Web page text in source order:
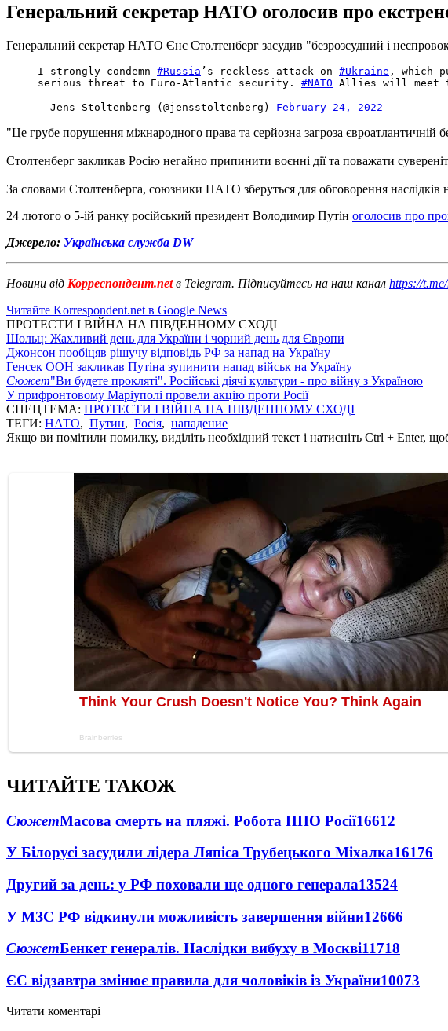
Генеральний секретар НАТО оголосив про екстрене
Генеральний секретар НАТО Єнс Столтенберг засудив "безрозсудний і
I strongly condemn #Russia ’s reckless attack on #Ukraine , which
serious threat to Euro-Atlantic security. #NATO Allies will meet
— Jens Stoltenberg (@jensstoltenberg) February 24, 2022
"Це грубе порушення міжнародного права та серйозна загроза євроатлантичній
Столтенберг закликав Росію негайно припинити воєнні дії та поважати
За словами Столтенберга, союзники НАТО зберуться для обговорення наслідків
24 лютого о 5-ій ранку російський президент Володимир Путін оголосив про
Джерело: Українська служба DW
Новини від Корреспондент.netв Telegram. Підписуйтесь на наш канал https://
Читайте Korrespondent.net в Google News
ПРОТЕСТИ І ВІЙНА НА ПІВДЕННОМУ СХОДІ
Шольц: Жахливий день для України і чорний день для Європи
Джонсон пообіцяв рішучу відповідь РФ за напад на Україну
Генсек ООН закликав Путіна зупинити напад військ на Україну
Сюжет"Ви будете прокляті". Російські діячі культури - про війну з Україною
У прифронтовому Маріуполі провели акцію проти Росії
СПЕЦТЕМА: ПРОТЕСТИ І ВІЙНА НА ПІВДЕННОМУ СХОДІ
ТЕГИ: НАТО, Путин, Росія, нападение
Якщо ви помітили помилку, виділіть необхідний текст і натисніть Ctrl + Enter,
ЧИТАЙТЕ ТАКОЖ
СюжетМасова смерть на пляжі. Робота ППО Росії16612
У Білорусі засудили лідера Ляпіса Трубецького Міхалка16176
Другий за день: у РФ поховали ще одного генерала13524
У МЗС РФ відкинули можливість завершення війни12666
СюжетБенкет генералів. Наслідки вибуху в Москві11718
ЄС відзавтра змінює правила для чоловіків із України10073
Читати коментарі